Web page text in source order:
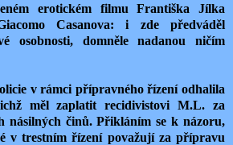
erotickém filmu Františka Jílka
Casanova: i zde předváděl
osobnosti, domněle nadanou ničím
v rámci přípravného řízení odhalila
měl zaplatit recidivistovi M.L. za
násilných činů. Přikláním se k názoru,
v trestním řízení považují za přípravu